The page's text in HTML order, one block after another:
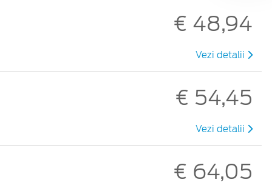
€ 48,94
Vezi detalii
€ 54,45
Vezi detalii
€ 64,05